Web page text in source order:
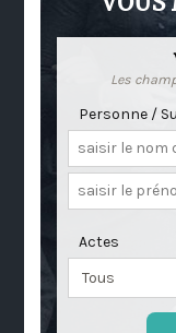
Les
Personne /
Actes